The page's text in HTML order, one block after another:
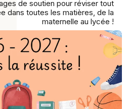
de soutien pour réviser tout
dans toutes les matières, de la
maternelle au lycée !